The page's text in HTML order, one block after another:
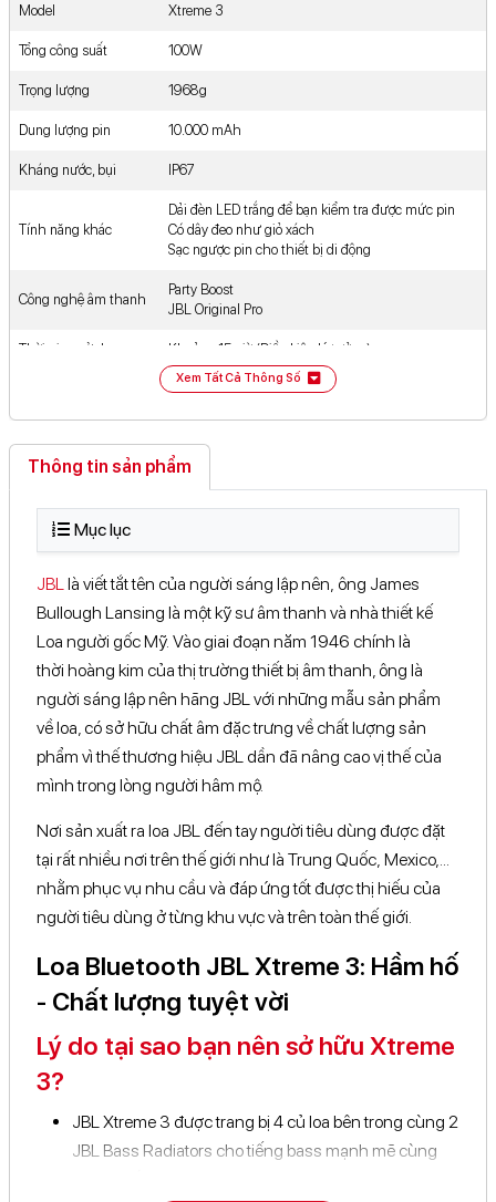
Model Xtreme 3
Tổng công suất 100W
Trọng lượng 1968g
Dung lượng pin 10.000 mAh
Kháng nước, bụi IP67
Tính năng khác
Dải đèn LED trắng để bạn kiểm tra được mức pin
Có dây đeo như giỏ xách
Sạc ngược pin cho thiết bị di động
Công nghệ âm thanh
Party Boost
JBL Original Pro
Thời gian sử dụng Khoảng 15 giờ (Điều kiện lý tưởng)
Khoảng 4-5 giờ
USB-A.
Micro USB.
AUX 3.5mm
Phím điều khiển
Bật/tắt bluetooth
Phát/dừng chơi nhạc
Tăng/giảm âm lượng
Kích thước 298.5 x 136 x 134 mm
Sản phẩm gồm
1 x Loa JBL Xtreme 3
1 x Adapter (4 x chuôi)
1 x Phiếu bảo hành
1 x Dây đeo
1 x Sách hướng dẫn sử dụng
Sản xuất tại Đang cập nhật
Bảo hành 12 tháng chính hãng tại Trung Tâm Bảo Hành JBL
Xem Tất Cả Thông Số
Thông tin sản phẩm
Mục lục
JBLlà viết tắt tên của người sáng lập nên, ông James
Bullough Lansing là một kỹ sư âm thanh và nhà thiết kế
Loa người gốc Mỹ. Vào giai đoạn năm 1946 chính là
thời hoàng kim của thị trường thiết bị âm thanh, ông là
người sáng lập nên hãng JBL với những mẫu sản phẩm
về loa, có sở hữu chất âm đặc trưng về chất lượng sản
phẩm vì thế thương hiệu JBL dần đã nâng cao vị thế của
mình trong lòng người hâm mộ.
Nơi sản xuất ra loa JBL đến tay người tiêu dùng được đặt
tại rất nhiều nơi trên thế giới như là Trung Quốc, Mexico,...
nhằm phục vụ nhu cầu và đáp ứng tốt được thị hiếu của
người tiêu dùng ở từng khu vực và trên toàn thế giới.
Loa Bluetooth JBL Xtreme 3: Hầm hố
- Chất lượng tuyệt vời
Lý do tại sao bạn nên sở hữu Xtreme
3?
JBL Xtreme 3 được trang bị 4 củ loa bên trong cùng 2
JBL Bass Radiators cho tiếng bass mạnh mẽ cùng